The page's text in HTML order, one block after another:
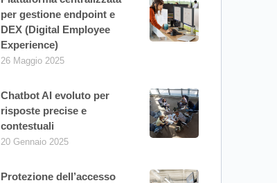
per gestione endpoint e
DEX (Digital Employee
Experience)
26 Maggio 2025
Chatbot AI evoluto per
risposte precise e
contestuali
20 Gennaio 2025
Protezione dell’accesso